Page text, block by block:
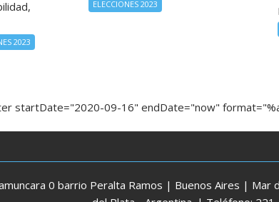
2023
ELECCIONES 2023
startDate="2020-09-16" endDate="now"
0 barrio Peralta Ramos | Buenos Aires |